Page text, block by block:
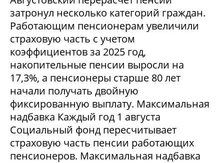
затронул несколько категорий граждан.
Работающим пенсионерам увеличили
страховую часть с учетом
коэффициентов за 2025 год,
накопительные пенсии выросли на
17,3%, а пенсионеры старше 80 лет
начали получать двойную
фиксированную выплату. Максимальная
надбавка Каждый год 1 августа
Социальный фонд пересчитывает
страховую часть пенсии работающих
пенсионеров. Максимальная надбавка